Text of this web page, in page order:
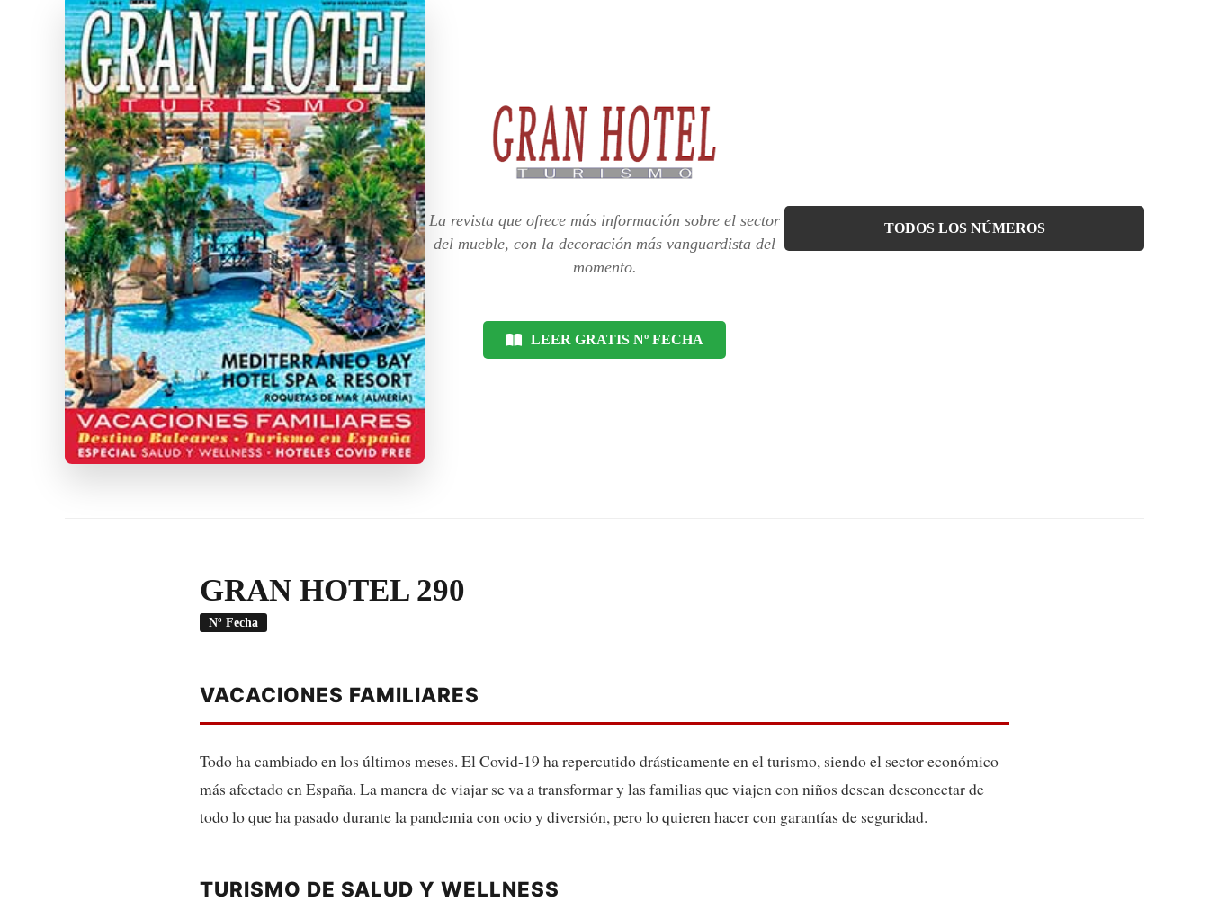
La revista que ofrece más información sobre el sector
del mueble, con la decoración más vanguardista del
momento.
LEER GRATIS Nº FECHA
TODOS LOS NÚMEROS
GRAN HOTEL 290
Nº Fecha
VACACIONES FAMILIARES
Todo ha cambiado en los últimos meses. El Covid-19 ha repercutido drásticamente en el turismo, siendo el sector económico
más afectado en España. La manera de viajar se va a transformar y las familias que viajen con niños desean desconectar de
todo lo que ha pasado durante la pandemia con ocio y diversión, pero lo quieren hacer con garantías de seguridad.
TURISMO DE SALUD Y WELLNESS